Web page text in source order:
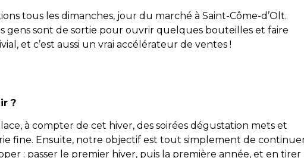
tous les dimanches, jour du marché à Saint-Côme-d’Olt.
gens sont de sortie pour ouvrir quelques bouteilles et faire
et c’est aussi un vrai accélérateur de ventes !
?
à compter de cet hiver, des soirées dégustation mets et
fine. Ensuite, notre objectif est tout simplement de
: passer le premier hiver, puis la première année, et en tirer